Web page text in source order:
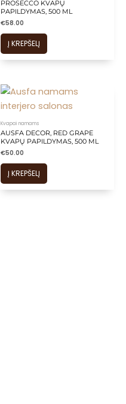
PROSECCO KVAPŲ
PAPILDYMAS, 500 ML
€58.00
Į KREPŠELĮ
Kvapai namams
AUSFA DECOR, RED GRAPE
KVAPŲ PAPILDYMAS, 500 ML
€50.00
Į KREPŠELĮ